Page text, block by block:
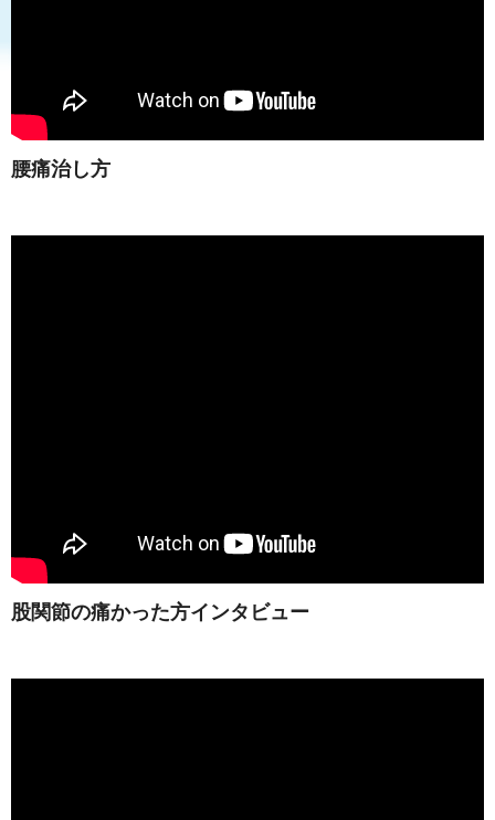
腰痛治し方
股関節の痛かった方インタビュー